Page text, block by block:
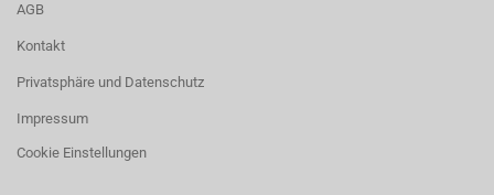
AGB
Kontakt
Privatsphäre und Datenschutz
Impressum
Cookie Einstellungen